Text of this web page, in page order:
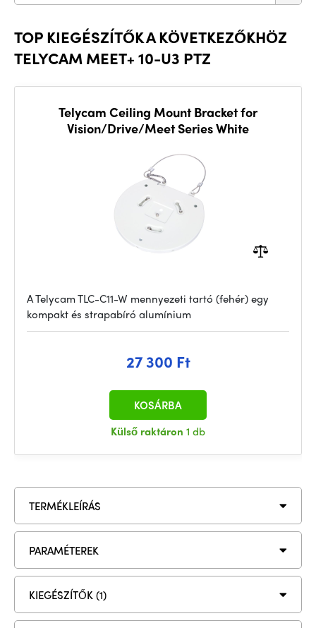
TOP KIEGÉSZÍTŐK A KÖVETKEZŐKHÖZ
TELYCAM MEET+ 10-U3 PTZ
Telycam Ceiling Mount Bracket for
Vision/Drive/Meet Series White
A Telycam TLC-C11-W mennyezeti tartó (fehér) egy
kompakt és strapabíró alumínium
27 300 Ft
Külső raktáron 1 db
KOSÁRBA
TERMÉKLEÍRÁS
PARAMÉTEREK
KIEGÉSZÍTŐK (1)